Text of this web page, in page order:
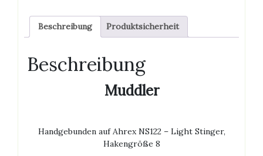
Beschreibung Produktsicherheit
Beschreibung
Muddler
Handgebunden auf Ahrex NS122 – Light Stinger,
Hakengröße 8